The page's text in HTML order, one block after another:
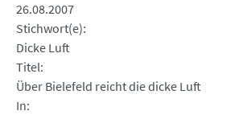
26.08.2007
Stichwort(e)
Dicke Luft
Titel
Über Bielefeld reicht die dicke Luft
In